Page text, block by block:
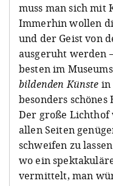
muss man sich mit
Immerhin wollen
und der Geist von
ausgeruht werden
besten im
bildenden Künste in
besonders schönes
Der große
allen Seiten
schweifen zu
wo ein
vermittelt, man